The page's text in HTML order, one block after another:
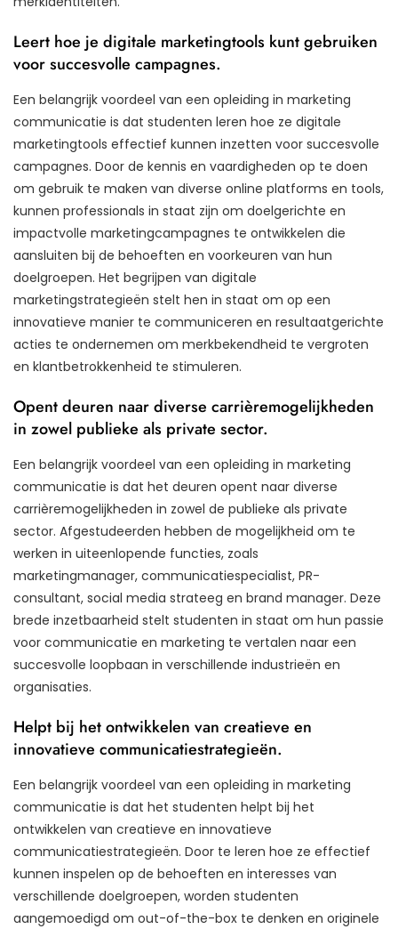
Leert hoe je digitale marketingtools kunt gebruiken
voor succesvolle campagnes.
Een belangrijk voordeel van een opleiding in marketing
communicatie is dat studenten leren hoe ze digitale
marketingtools effectief kunnen inzetten voor succesvolle
campagnes. Door de kennis en vaardigheden op te doen
om gebruik te maken van diverse online platforms en tools,
kunnen professionals in staat zijn om doelgerichte en
impactvolle marketingcampagnes te ontwikkelen die
aansluiten bij de behoeften en voorkeuren van hun
doelgroepen. Het begrijpen van digitale
marketingstrategieën stelt hen in staat om op een
innovatieve manier te communiceren en resultaatgerichte
acties te ondernemen om merkbekendheid te vergroten
en klantbetrokkenheid te stimuleren.
Opent deuren naar diverse carrièremogelijkheden
in zowel publieke als private sector.
Een belangrijk voordeel van een opleiding in marketing
communicatie is dat het deuren opent naar diverse
carrièremogelijkheden in zowel de publieke als private
sector. Afgestudeerden hebben de mogelijkheid om te
werken in uiteenlopende functies, zoals
marketingmanager, communicatiespecialist, PR-
consultant, social media strateeg en brand manager. Deze
brede inzetbaarheid stelt studenten in staat om hun passie
voor communicatie en marketing te vertalen naar een
succesvolle loopbaan in verschillende industrieën en
organisaties.
Helpt bij het ontwikkelen van creatieve en
innovatieve communicatiestrategieën.
Een belangrijk voordeel van een opleiding in marketing
communicatie is dat het studenten helpt bij het
ontwikkelen van creatieve en innovatieve
communicatiestrategieën. Door te leren hoe ze effectief
kunnen inspelen op de behoeften en interesses van
verschillende doelgroepen, worden studenten
aangemoedigd om out-of-the-box te denken en originele